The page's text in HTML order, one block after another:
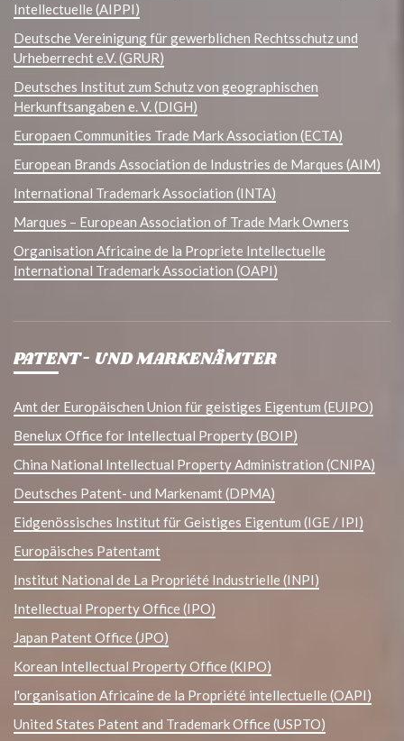
Intellectuelle (AIPPI)
Deutsche Vereinigung für gewerblichen Rechtsschutz und
Urheberrecht e.V. (GRUR)
Deutsches Institut zum Schutz von geographischen
Herkunftsangaben e. V. (DIGH)
Europaen Communities Trade Mark Association (ECTA)
European Brands Association de Industries de Marques (AIM)
International Trademark Association (INTA)
Marques – European Association of Trade Mark Owners
Organisation Africaine de la Propriete Intellectuelle
International Trademark Association (OAPI)
PATENT- UND MARKENÄMTER
Amt der Europäischen Union für geistiges Eigentum (EUIPO)
Benelux Office for Intellectual Property (BOIP)
China National Intellectual Property Administration (CNIPA)
Deutsches Patent- und Markenamt (DPMA)
Eidgenössisches Institut für Geistiges Eigentum (IGE / IPI)
Europäisches Patentamt
Institut National de La Propriété Industrielle (INPI)
Intellectual Property Office (IPO)
Japan Patent Office (JPO)
Korean Intellectual Property Office (KIPO)
l'organisation Africaine de la Propriété intellectuelle (OAPI)
United States Patent and Trademark Office (USPTO)